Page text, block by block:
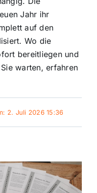
Jahr ihr
auf den
Wo die
bereitliegen und
warten, erfahren
2. Juli 2026 15:36